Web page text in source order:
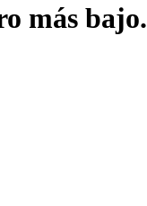
más bajo.